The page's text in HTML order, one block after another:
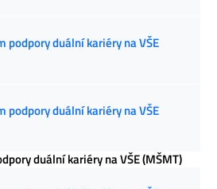
podpory duální kariéry na VŠE
podpory duální kariéry na VŠE
duální kariéry na VŠE (MŠMT)